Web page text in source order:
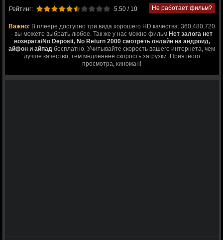
Рейтинг: 5.50/ 10 Не работает фильм?
Важно: В плеере доступно три вида хорошего HD качества: 360,480,720
- вы можете выбрать любое. Так же у нас можно фильмНет залога нет
возврата/No Deposit, No Return 2000 смотреть онлайн на андроид,
айфон и айпад бесплатно. Учитывайте скорость вашего интернета, чем
лучше качество, тем медленнее скорость загрузки. Приятного
просмотра, киноман!